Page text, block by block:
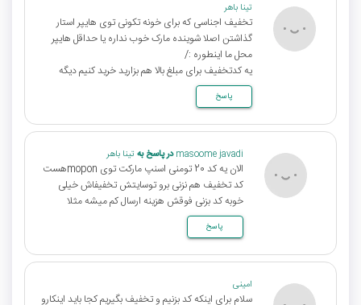
تینا باهر
تخفیف اجناسی که برای خونه تکونی توی هایپر استار
گذاشتن اصلا شوینده مارک خوب نداره یا حداقل هایپر
محل ما اینطوره :/
یه کدتخفیف برای مبلغ بالا هم بزارید خرید کنیم دیگه
پاسخ
masoome javadi در پاسخ به تینا باهر
الان یه کد 20 تومنی اسنپ مارکت توی moponهست
کد تخفیف هم نزنی برو توسایتش تخفیفاش خیلی
خوبه کد بزنی فوقش هزینه ارسال کم میشه مثلا
پاسخ
امینی
سلام برای اینکه کد بزنیم و تخفیف بگیریم کجا باید اینکارو